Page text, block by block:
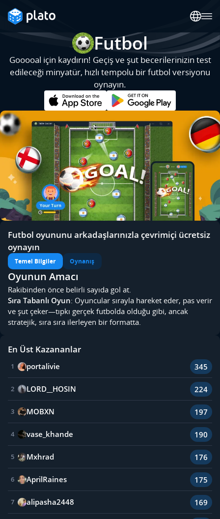
Futbol
Gooooal için kaydırın! Geçiş ve şut becerilerinizin test
edileceği minyatür, hızlı tempolu bir futbol versiyonu
oynayın.
Futbol oyununu arkadaşlarınızla çevrimiçi ücretsiz
oynayın
Temel Bilgiler Oynanış
Oyunun Amacı
Rakibinden önce belirli sayıda gol at.
Sıra Tabanlı Oyun: Oyuncular sırayla hareket eder, pas verir
ve şut çeker—tıpkı gerçek futbolda olduğu gibi, ancak
stratejik, sıra sıra ilerleyen bir formatta.
En Üst Kazananlar
1 portalivie 345
2 LORD__HOSIN 224
3 MOBXN 197
4 vase_khande 190
5 Mxhrad 176
6 AprilRaines 175
7 alipasha2448 169